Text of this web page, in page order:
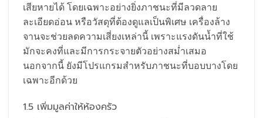
เสียหายได้ โดยเฉพาะอย่างยิ่งภาชนะที่มีลวดลาย
ละเอียดอ่อน หรือวัสดุที่ต้องดูแลเป็นพิเศษ เครื่องล้าง
จานจะช่วยลดความเสี่ยงเหล่านี้ เพราะแรงดันน้ำที่ใช้
มักจะคงที่และมีการกระจายตัวอย่างสม่ำเสมอ
นอกจากนี้ ยังมีโปรแกรมสำหรับภาชนะที่บอบบางโดย
เฉพาะอีกด้วย
1.5 เพิ่มมูลค่าให้ห้องครัว